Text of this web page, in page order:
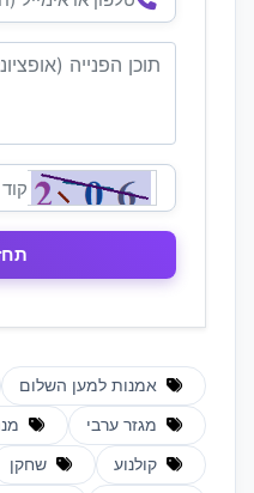
אמנות למען השלום
מגזר ערבי
קולנוע שחקן